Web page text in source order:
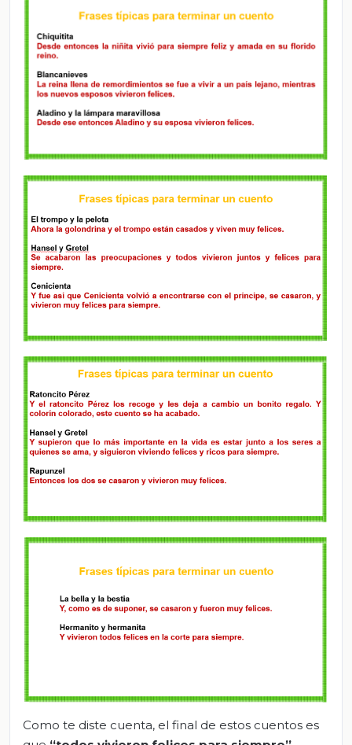
Como te diste cuenta, el final de estos cuentos es